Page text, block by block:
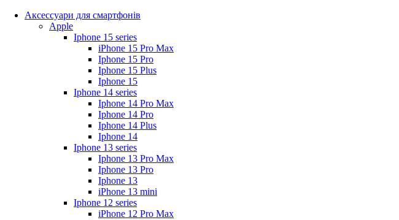
Аксессуари для смартфонів
Apple
Iphone 15 series
iPhone 15 Pro Max
Iphone 15 Pro
Iphone 15 Plus
Iphone 15
Iphone 14 series
Iphone 14 Pro Max
Iphone 14 Pro
Iphone 14 Plus
Iphone 14
Iphone 13 series
Iphone 13 Pro Max
Iphone 13 Pro
Iphone 13
iPhone 13 mini
Iphone 12 series
iPhone 12 Pro Max